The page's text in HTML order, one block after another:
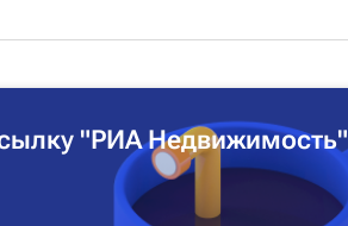
"РИА Недвижимость"